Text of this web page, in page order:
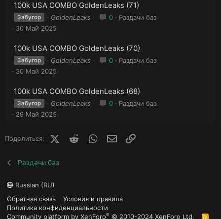
100k USA COMBO GoldenLeaks (71)
Забугор GoldenLeaks 0
Раздачи баз
30 Май 2025
100k USA COMBO GoldenLeaks (70)
Забугор GoldenLeaks 0
Раздачи баз
30 Май 2025
100k USA COMBO GoldenLeaks (68)
Забугор GoldenLeaks 0
Раздачи баз
29 Май 2025
Поделиться: X (Twitter)Reddit WhatsApp
E-mail
Раздачи баз
Russian (RU)
Обратная связь
Условия и правила
Политика конфиденциальности
Community platform by XenForo® © 2010-2024 XenForo Ltd. R